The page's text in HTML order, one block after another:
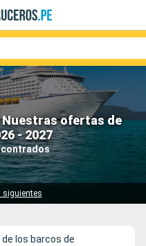
ofertas de
- 2027
siguientes
los barcos de